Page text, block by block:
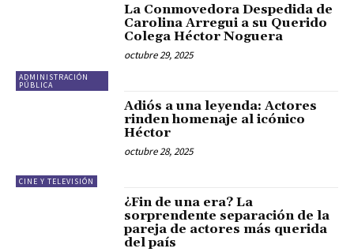
ADMINISTRACIÓN
PÚBLICA
La Conmovedora Despedida de
Carolina Arregui a su Querido
Colega Héctor Noguera
octubre 29, 2025
CINE Y TELEVISIÓN
Adiós a una leyenda: Actores
rinden homenaje al icónico
Héctor
octubre 28, 2025
¿Fin de una era? La
sorprendente separación de la
pareja de actores más querida
del país